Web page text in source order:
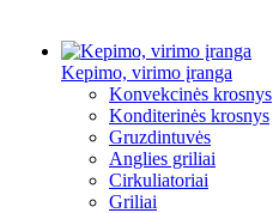
Kepimo, virimo įranga
Konvekcinės krosnys
Konditerinės krosnys
Gruzdintuvės
Anglies griliai
Cirkuliatoriai
Griliai